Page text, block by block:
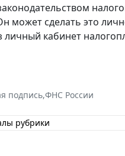
может сделать это
кабинет
подпись,ФНС России
рубрики